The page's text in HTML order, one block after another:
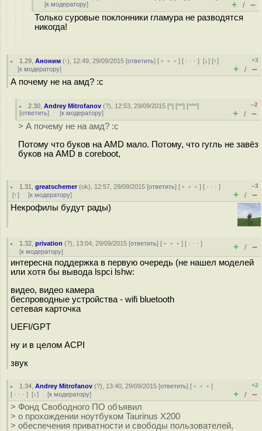
[к модератору] + / –
Только суровые поклонники гламура не разводятся
никогда!
1.29 ,Аноним (-), 12:49, 29/09/2015 [ответить] [ ﹢﹢﹢] [ · · ·][↓] [↑]
[к модератору]
+3
+ / –
А почему не на амд? :с
2.30 ,Andrey Mitrofanov (?), 12:53, 29/09/2015 [^] [^^] [^^^]
[ответить] [к модератору]
–2
+ / –
> А почему не на амд? :с
Потому что буков на AMD мало. Потому, что гугль не завёз
буков на AMD в coreboot,
1.31 ,greatschemer(ok), 12:57, 29/09/2015 [ответить] [ ﹢﹢﹢] [ · · ·]
[↑] [к модератору]
–3
+ / –
Некрофилы будут рады)
1.32 ,privation (?), 13:04, 29/09/2015 [ответить] [ ﹢﹢﹢] [ · · ·]
[к модератору] + / –
интересна поддержка в первую очередь (не нашел моделей
или хотя бы вывода lspci lshw:
видео, видео камера
беспроводные устройства - wifi bluetooth
сетевая карточка
UEFI/GPT
ну и в целом ACPI
звук
1.34 ,Andrey Mitrofanov (?), 13:40, 29/09/2015 [ответить] [ ﹢﹢﹢]
[ · · · ] [↓] [к модератору]
+2
+ / –
> Фонд Свободного ПО объявил
> о прохождении ноутбуком Taurinus X200
> обеспечения приватности и свободы пользователей,